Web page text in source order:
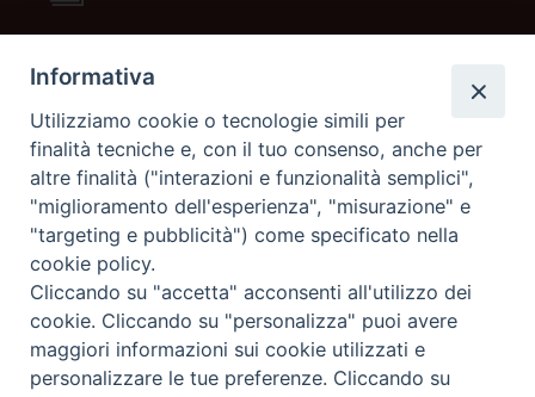
DOCUMENTI PASTORALI
ORARI MESSE
LITURGIA DELLE ORE
GALLERIE FOTOGRAFICHE
GALLERIE VIDEO
Informativa
Utilizziamo cookie o tecnologie simili per
finalità tecniche e, con il tuo consenso, anche per
altre finalità ("interazioni e funzionalità semplici",
"miglioramento dell'esperienza", "misurazione" e
"targeting e pubblicità") come specificato nella
cookie policy.
Cliccando su "accetta" acconsenti all'utilizzo dei
cookie. Cliccando su "personalizza" puoi avere
maggiori informazioni sui cookie utilizzati e
personalizzare le tue preferenze. Cliccando su